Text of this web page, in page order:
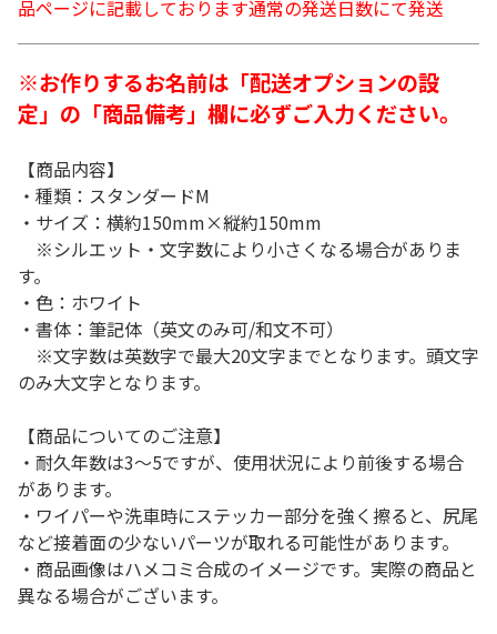
品ページに記載しております通常の発送日数にて発送
※お作りするお名前は「配送オプションの設
定」の「商品備考」欄に必ずご入力ください。
【商品内容】
・種類：スタンダードM
・サイズ：横約150mm×縦約150mm
※シルエット・文字数により小さくなる場合がありま
す。
・色：ホワイト
・書体：筆記体（英文のみ可/和文不可）
※文字数は英数字で最大20文字までとなります。頭文字
のみ大文字となります。
【商品についてのご注意】
・耐久年数は3～5ですが、使用状況により前後する場合
があります。
・ワイパーや洗車時にステッカー部分を強く擦ると、尻尾
など接着面の少ないパーツが取れる可能性があります。
・商品画像はハメコミ合成のイメージです。実際の商品と
異なる場合がございます。